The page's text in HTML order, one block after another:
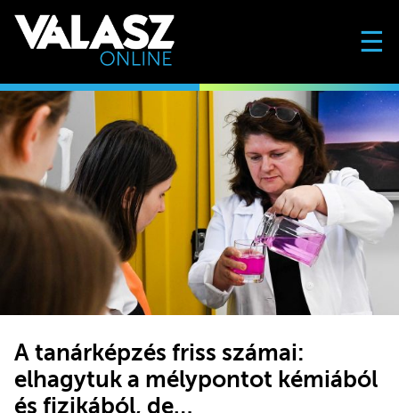
☰
A tanárképzés friss számai:
elhagytuk a mélypontot kémiából
és fizikából, de…